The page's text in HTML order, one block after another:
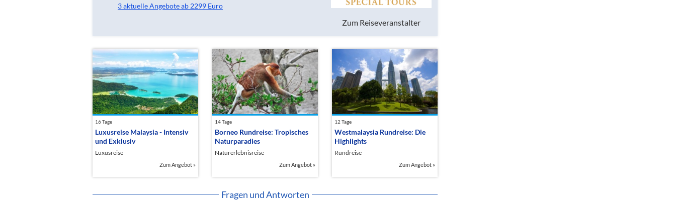
Zum Reiseveranstalter
3 aktuelle Angebote ab 2299 Euro
16 Tage
Luxusreise Malaysia - Intensiv
und Exklusiv
Luxusreise
Zum Angebot »
14 Tage
Borneo Rundreise: Tropisches
Naturparadies
Naturerlebnisreise
Zum Angebot »
12 Tage
Westmalaysia Rundreise: Die
Highlights
Rundreise
Zum Angebot »
Fragen und Antworten